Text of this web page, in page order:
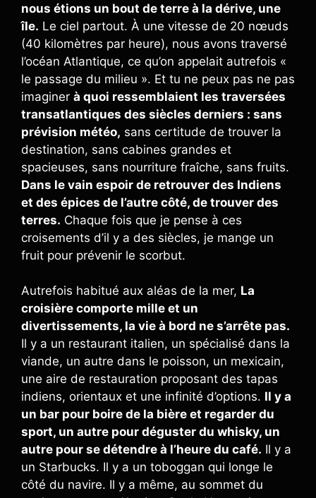
nous étions un bout de terre à la dérive, une
île. Le ciel partout. À une vitesse de 20 nœuds
(40 kilomètres par heure), nous avons traversé
l’océan Atlantique, ce qu’on appelait autrefois «
le passage du milieu ». Et tu ne peux pas ne pas
imaginer à quoi ressemblaient les traversées
transatlantiques des siècles derniers : sans
prévision météo, sans certitude de trouver la
destination, sans cabines grandes et
spacieuses, sans nourriture fraîche, sans fruits.
Dans le vain espoir de retrouver des Indiens
et des épices de l’autre côté, de trouver des
terres. Chaque fois que je pense à ces
croisements d’il y a des siècles, je mange un
fruit pour prévenir le scorbut.
Autrefois habitué aux aléas de la mer, La
croisière comporte mille et un
divertissements, la vie à bord ne s’arrête pas.
Il y a un restaurant italien, un spécialisé dans la
viande, un autre dans le poisson, un mexicain,
une aire de restauration proposant des tapas
indiens, orientaux et une infinité d’options. Il y a
un bar pour boire de la bière et regarder du
sport, un autre pour déguster du whisky, un
autre pour se détendre à l’heure du café. Il y a
un Starbucks. Il y a un toboggan qui longe le
côté du navire. Il y a même, au sommet du